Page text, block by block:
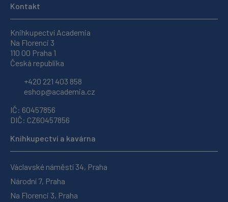
Kontakt
Knihkupectví Academia
Na Florenci 3
110 00 Praha 1
Česká republika
+420 221 403 858
eshop@academia.cz
IČ: 60457856
DIČ: CZ60457856
Knihkupectví a kavárna
Václavské náměstí 34, Praha
Národní 7, Praha
Na Florenci 3, Praha